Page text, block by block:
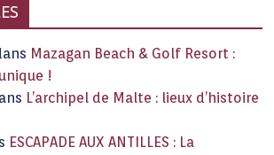
Mazagan Beach & Golf Resort :
!
L’archipel de Malte : lieux d’histoire
ESCAPADE AUX ANTILLES : La